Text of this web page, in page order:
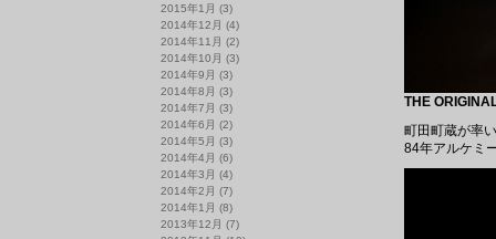
THE
町田町蔵が率
84年アルケミ
2015年1月 (3)
2014年12月 (4)
2014年11月 (2)
2014年10月 (3)
2014年9月 (3)
2014年8月 (3)
2014年7月 (3)
2014年6月 (2)
2014年5月 (3)
2014年4月 (6)
2014年3月 (4)
2014年2月 (7)
2014年1月 (8)
2013年12月 (7)